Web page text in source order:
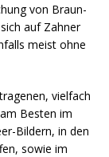
von Braun-
auf Zahner
meist ohne
vielfach
Besten im
Bildern, in den
sowie im